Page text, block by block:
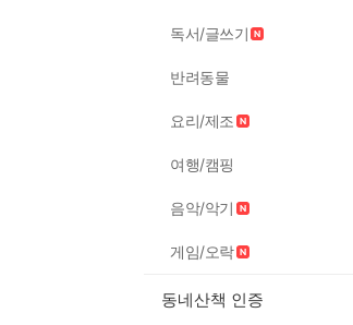
독서/글쓰기
반려동물
요리/제조
여행/캠핑
음악/악기
게임/오락
동네산책 인증